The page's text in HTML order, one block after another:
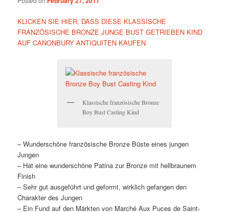
KLICKEN SIE HIER, DASS DIESE KLASSISCHE
FRANZÖSISCHE BRONZE JUNGE BUST GETRIEBEN KIND
AUF CANONBURY ANTIQUITEN KAUFEN
Klassische französische Bronze
Boy Bust Casting Kind
– Wunderschöne französische Bronze Büste eines jungen
Jungen
– Hat eine wunderschöne Patina zur Bronze mit hellbraunem
Finish
– Sehr gut ausgeführt und geformt, wirklich gefangen den
Charakter des Jungen
– Ein Fund auf den Märkten von Marché Aux Puces de Saint-